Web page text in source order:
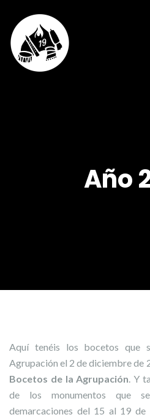
Año
Aquí tenéis los bocetos que
Agrupación el 2 de diciembre de
Bocetos de la Agrupación. Y
de los monumentos que
demarcaciones del 15 al 19